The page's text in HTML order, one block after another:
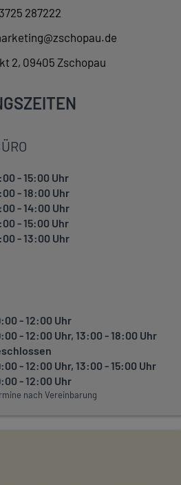
287222
2, 09405 Zschopau
- 15:00 Uhr
- 18:00 Uhr
- 14:00 Uhr
- 15:00 Uhr
- 13:00 Uhr
- 12:00 Uhr
- 12:00 Uhr, 13:00 - 18:00 Uhr
- 12:00 Uhr, 13:00 - 15:00 Uhr
- 12:00 Uhr
nach Vereinbarung